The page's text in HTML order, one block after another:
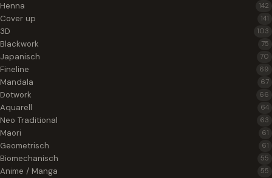
Henna 142
Cover up 141
3D 103
Blackwork 75
Japanisch 70
Fineline 69
Mandala 67
Dotwork 66
Aquarell 64
Neo Traditional 63
Maori 61
Geometrisch 61
Biomechanisch 55
Anime / Manga 55